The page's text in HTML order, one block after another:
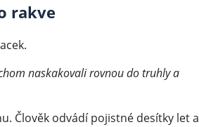
rakve
naskakovali rovnou do truhly a
Člověk odvádí pojistné desítky let a